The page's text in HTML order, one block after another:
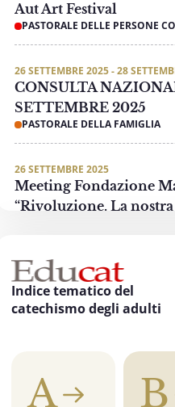
Aut Art Festival
PASTORALE DELLE PERSONE
26 SETTEMBRE 2025 - 28
CONSULTA
SETTEMBRE 2025
PASTORALE DELLA FAMIGLIA
26 SETTEMBRE 2025
Meeting Fondazione
“Rivoluzione. La
3 OTTOBRE 2025 - 4 OTTOBRE
“Oltre tutti i divari… La
3 OTTOBRE 2025
"Invece un
Indice tematico del
catechismo degli adulti
A B